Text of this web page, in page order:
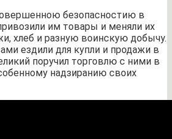
безопасностию в
им товары и меняли их
хлеб и разную воинскую добычу.
ездили для купли и продажи в
поручил торговлю с ними в
надзиранию своих